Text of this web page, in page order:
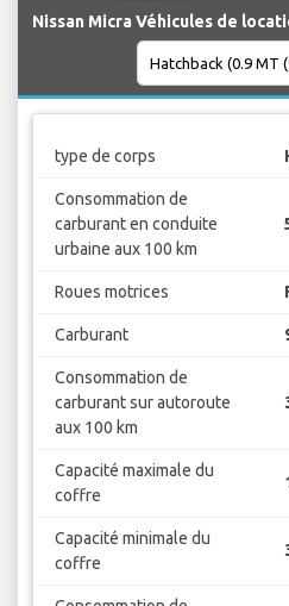
Nissan Micra Véhicules de
type de corps
Consommation de
carburant en conduite
urbaine aux 100 km
Roues motrices
Carburant
Consommation de
carburant sur autoroute
aux 100 km
Capacité maximale du
coffre
Capacité minimale du
coffre